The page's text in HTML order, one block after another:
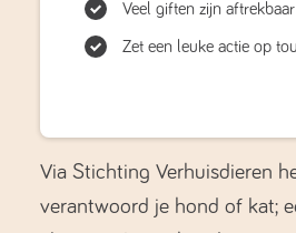
Veel giften zijn
Zet een leuke actie op
Via Stichting Verhuisdieren
verantwoord je hond of kat;